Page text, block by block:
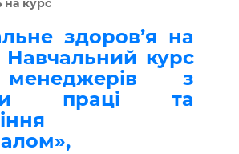
на курс
здоров’я на
Навчальний курс
з
праці та